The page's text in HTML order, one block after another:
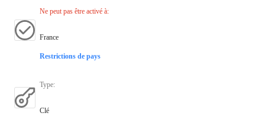
Ne peut pas être activé à:
France
Restrictions de pays
Type:
Clé